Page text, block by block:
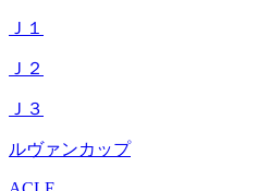
Ｊ１
Ｊ２
Ｊ３
ルヴァンカップ